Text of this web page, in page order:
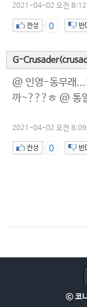
2021-04-02 오전
0
G-
@ 인영-동무래
까~???ㅎ @ 통
2021-04-02 오전
0
ⓒ 코